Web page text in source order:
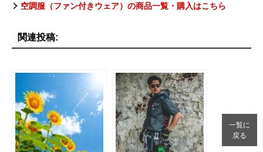
空調服（ファン付きウェア）の商品一覧・購入はこちら
関連投稿:
一覧に
戻る